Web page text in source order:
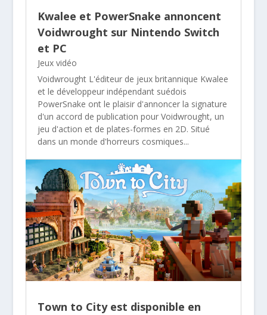
Kwalee et PowerSnake annoncent
Voidwrought sur Nintendo Switch
et PC
Jeux vidéo
Voidwrought L'éditeur de jeux britannique Kwalee
et le développeur indépendant suédois
PowerSnake ont le plaisir d'annoncer la signature
d'un accord de publication pour Voidwrought, un
jeu d'action et de plates-formes en 2D. Situé
dans un monde d'horreurs cosmiques...
Town to City est disponible en